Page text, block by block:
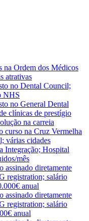
na Ordem dos Médicos
atrativas
no Dental Council;
NHS
no General Dental
clínicas de prestígio
na carreia
curso na Cruz Vermelha
várias cidades
Integração; Hospital
mês
assinado diretamente
registration; salário
anual
assinado diretamente
registration; salário
anual